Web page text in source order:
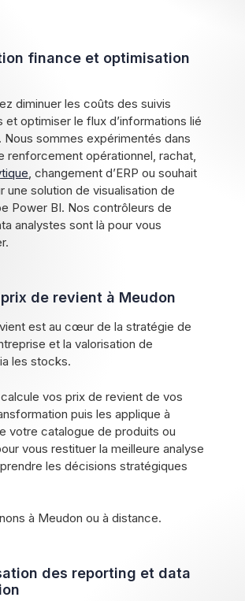
finance et optimisation
diminuer les coûts des suivis
et optimiser le flux d’informations lié
Nous sommes expérimentés dans
renforcement opérationnel, rachat,
, changement d’ERP ou souhait
une solution de visualisation de
Power BI. Nos contrôleurs de
analystes sont là pour vous
de revient à Meudon
est au cœur de la stratégie de
et la valorisation de
les stocks.
vos prix de revient de vos
puis les applique à
votre catalogue de produits ou
vous restituer la meilleure analyse
les décisions stratégiques
à Meudon ou à distance.
des reporting et data